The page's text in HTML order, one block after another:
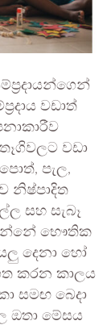
වඩාත්
වඩා
පැල,
නිෂ්පාදිත
සහ සැබෑ
වන්නේ භෞතික
දෙනා හෝ
කරන කාලය
සමඟ බෙදා
ඔතා මේසය